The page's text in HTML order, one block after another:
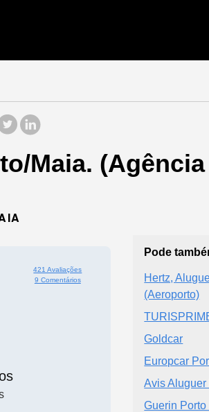
Maia.
421 Avaliações
9 Comentários
Pode
Hertz,
(Aeroporto)
Goldcar
Europcar
Avis Aluguer
Guerin Porto